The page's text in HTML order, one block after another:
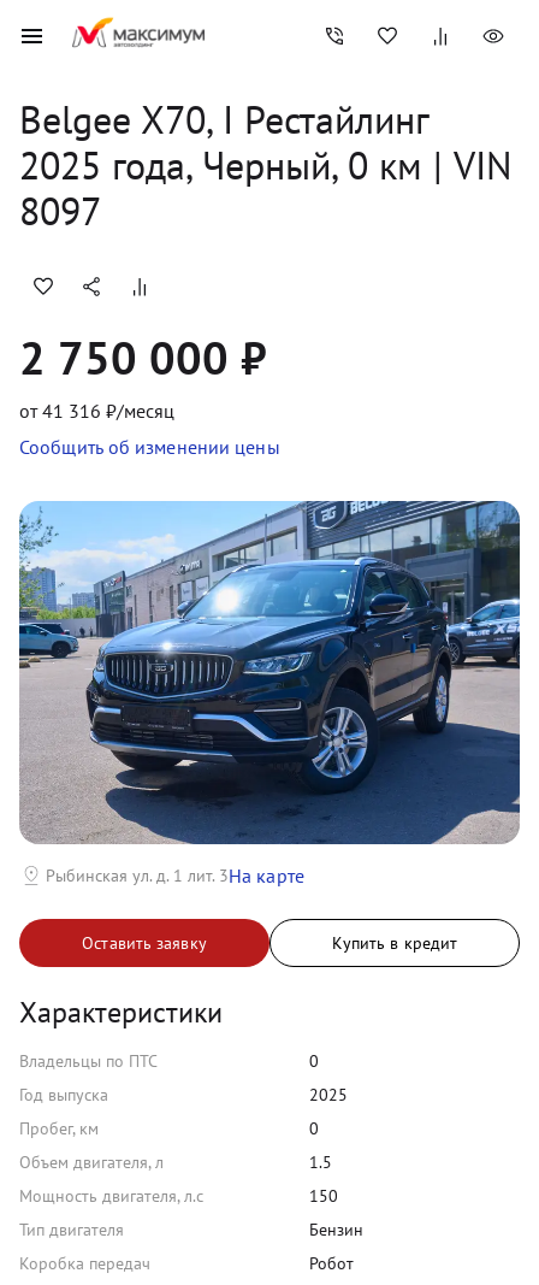
Belgee X70, I Рестайлинг
2025 года, Черный, 0 км | VIN
8097
2 750 000 ₽
от41 316 ₽/месяц
Сообщить об изменении цены
Оставить заявку Купить в кредит
Характеристики
Владельцы по ПТС
0
Год выпуска
2025
Пробег, км
0
Объем двигателя, л
1.5
Мощность двигателя, л.с
150
Тип двигателя
Бензин
Коробка передач
Робот
Рыбинская ул. д. 1 лит. 3На карте